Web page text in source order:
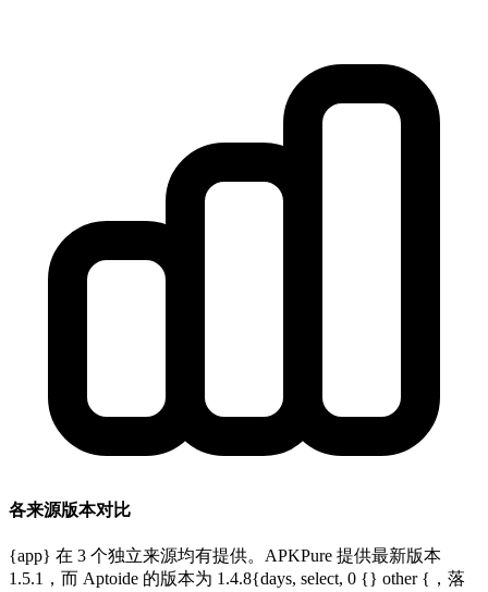
各来源版本对比
{app} 在 3 个独立来源均有提供。APKPure 提供最新版本
1.5.1，而 Aptoide 的版本为 1.4.8{days, select, 0 {} other {，落